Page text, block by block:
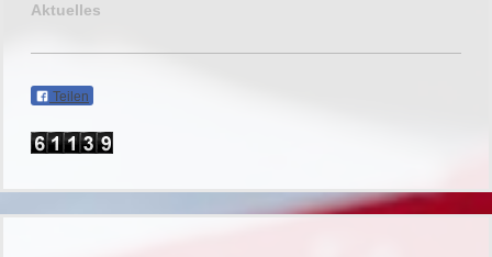
Aktuelles
Teilen